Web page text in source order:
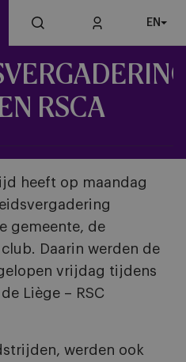
EN
RSCA
heeft op maandag
gemeente, de
Daarin werden de
vrijdag tijdens
Liège – RSC
werden ook